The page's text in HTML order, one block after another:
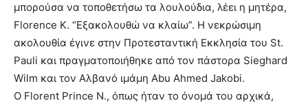
μπορούσα να τοποθετήσω τα λουλούδια, λέει η μητέρα,
Florence K. “Εξακολουθώ να κλαίω”. Η νεκρώσιμη
ακολουθία έγινε στην Προτεσταντική Εκκλησία του St.
Pauli και πραγματοποιήθηκε από τον πάστορα Sieghard
Wilm και τον Αλβανό ιμάμη Abu Ahmed Jakobi.
Ο Florent Prince N., όπως ήταν το όνομά του αρχικά,